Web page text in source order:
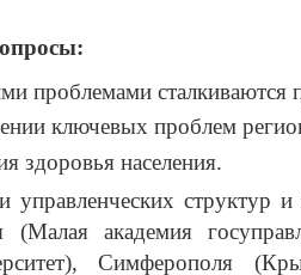
проблемами сталкиваются
ключевых проблем
здоровья населения.
управленческих структур
(Малая академия
Симферополя